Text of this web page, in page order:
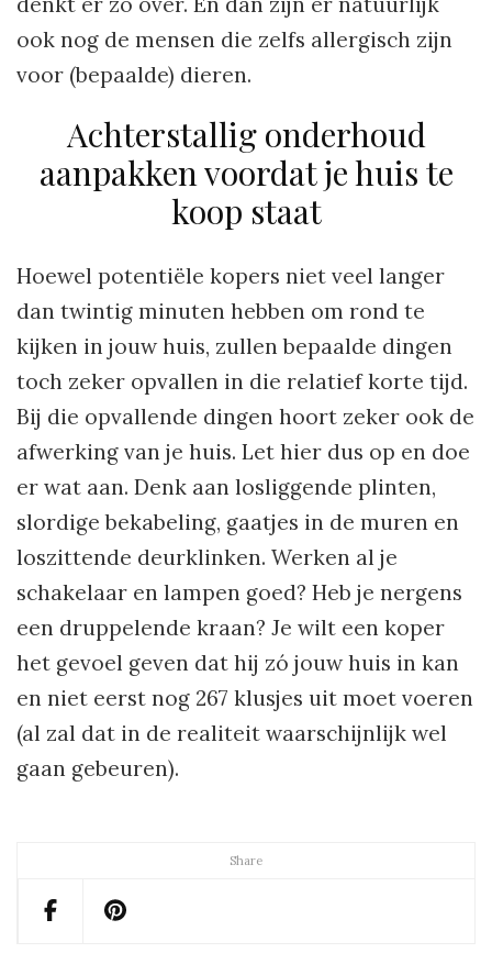
Share
ook nog de mensen die zelfs allergisch zijn
voor (bepaalde) dieren.
Achterstallig onderhoud
aanpakken voordat je huis te
koop staat
Hoewel potentiële kopers niet veel langer
dan twintig minuten hebben om rond te
kijken in jouw huis, zullen bepaalde dingen
toch zeker opvallen in die relatief korte tijd.
Bij die opvallende dingen hoort zeker ook de
afwerking van je huis. Let hier dus op en doe
er wat aan. Denk aan losliggende plinten,
slordige bekabeling, gaatjes in de muren en
loszittende deurklinken. Werken al je
schakelaar en lampen goed? Heb je nergens
een druppelende kraan? Je wilt een koper
het gevoel geven dat hij zó jouw huis in kan
en niet eerst nog 267 klusjes uit moet voeren
(al zal dat in de realiteit waarschijnlijk wel
gaan gebeuren).